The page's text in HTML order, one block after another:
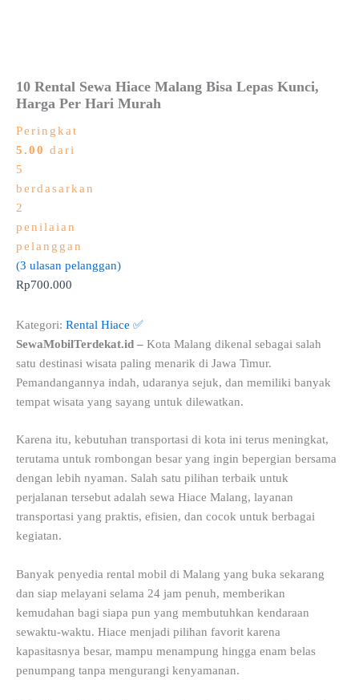
10 Rental Sewa Hiace Malang Bisa Lepas Kunci,
Harga Per Hari Murah
Peringkat
5.00 dari
5
berdasarkan
2
penilaian
pelanggan
(3 ulasan pelanggan)
Rp700.000
Kategori: Rental Hiace ✅
SewaMobilTerdekat.id – Kota Malang dikenal sebagai salah
satu destinasi wisata paling menarik di Jawa Timur.
Pemandangannya indah, udaranya sejuk, dan memiliki banyak
tempat wisata yang sayang untuk dilewatkan.
Karena itu, kebutuhan transportasi di kota ini terus meningkat,
terutama untuk rombongan besar yang ingin bepergian bersama
dengan lebih nyaman. Salah satu pilihan terbaik untuk
perjalanan tersebut adalah sewa Hiace Malang, layanan
transportasi yang praktis, efisien, dan cocok untuk berbagai
kegiatan.
Banyak penyedia rental mobil di Malang yang buka sekarang
dan siap melayani selama 24 jam penuh, memberikan
kemudahan bagi siapa pun yang membutuhkan kendaraan
sewaktu-waktu. Hiace menjadi pilihan favorit karena
kapasitasnya besar, mampu menampung hingga enam belas
penumpang tanpa mengurangi kenyamanan.